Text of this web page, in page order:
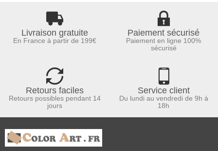
Livraison gratuite
En France à partir de 199€
Paiement sécurisé
Paiement en ligne 100%
sécurisé
Retours faciles
Retours possibles pendant 14
jours
Service client
Du lundi au vendredi de 9h à
18h